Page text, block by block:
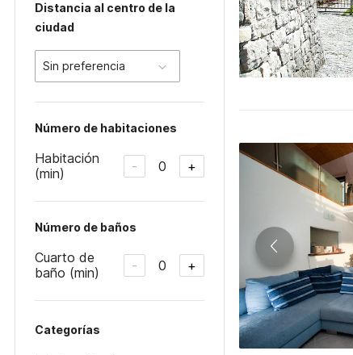
Distancia al centro de la
ciudad
Sin preferencia
Número de habitaciones
Habitación
(min)
- 0 +
Número de baños
Cuarto de
baño (min)
- 0 +
Categorías